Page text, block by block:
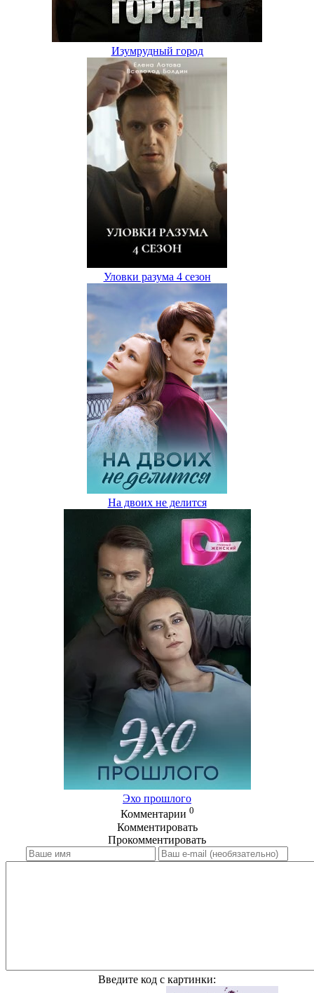
Изумрудный город
Уловки разума 4 сезон
На двоих не делится
Эхо прошлого
Комментарии 0
Комментировать
Прокомментировать
Введите код с картинки: